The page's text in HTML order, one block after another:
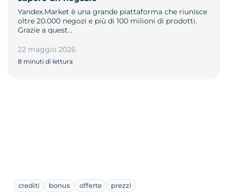
Yandex.Market è una grande piattaforma che riunisce
oltre 20.000 negozi e più di 100 milioni di prodotti.
Grazie a quest…
22 maggio 2026
8 minuti di lettura
crediti bonus offerte prezzi